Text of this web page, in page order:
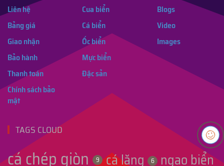
Liên hệ
Bảng giá
Giao nhận
Bảo hành
Thanh toán
Chính sách bảo
mật
Cua biển
Cá biển
Ốc biển
Mực biển
Đặc sản
Blogs
Video
Images
TAGS CLOUD
cá chép giòn 9 cá lăng 6 ngao biển